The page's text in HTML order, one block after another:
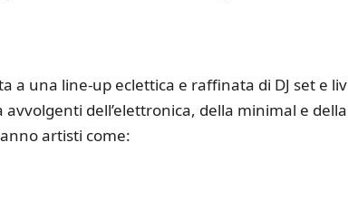
a una line-up eclettica e raffinata di DJ set e
dell’elettronica, della minimal e della
artisti come: